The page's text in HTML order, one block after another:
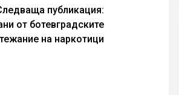
публикация:
от ботевградските
на наркотици